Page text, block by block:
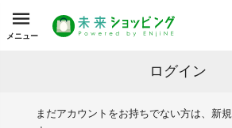
メニュー
ログイン
まだアカウントをお持ちでない方は、新